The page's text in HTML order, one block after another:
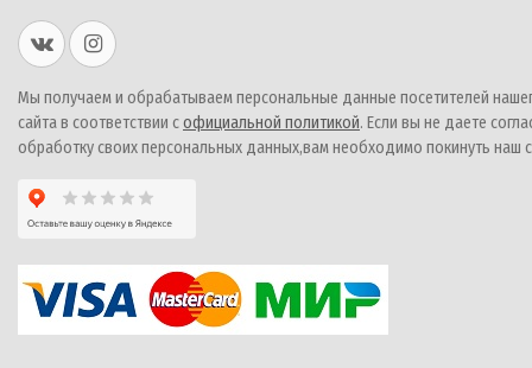
Мы получаем и обрабатываем персональные данные посетителей
сайта в соответствии софициальной политикой. Если вы не даете
обработку своих персональных данных,вам необходимо покинуть наш